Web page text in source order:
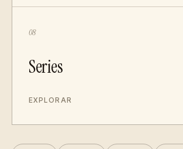
08
Series
EXPLORAR